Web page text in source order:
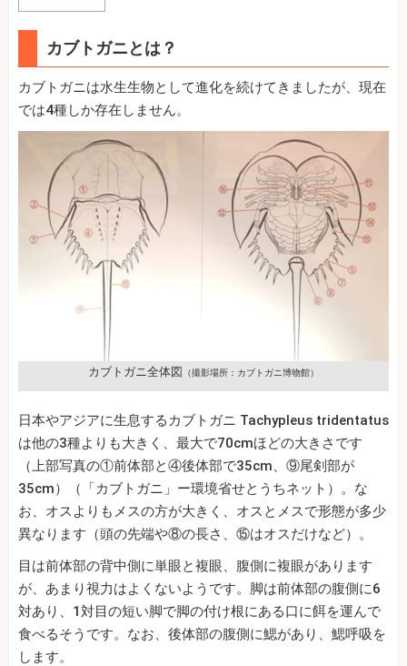
カブトガニとは？
カブトガニは水生生物として進化を続けてきましたが、現在
では4種しか存在しません。
カブトガニ全体図 （撮影場所：カブトガニ博物館）
日本やアジアに生息するカブトガニ Tachypleus tridentatus
は他の3種よりも大きく、最大で70cmほどの大きさです
（上部写真の①前体部と④後体部で35cm、⑨尾剣部が
35cm）（「カブトガニ」ー環境省せとうちネット）。な
お、オスよりもメスの方が大きく、オスとメスで形態が多少
異なります（頭の先端や⑧の長さ、⑮はオスだけなど）。
目は前体部の背中側に単眼と複眼、腹側に複眼があります
が、あまり視力はよくないようです。脚は前体部の腹側に6
対あり、1対目の短い脚で脚の付け根にある口に餌を運んで
食べるそうです。なお、後体部の腹側に鰓があり、鰓呼吸を
します。